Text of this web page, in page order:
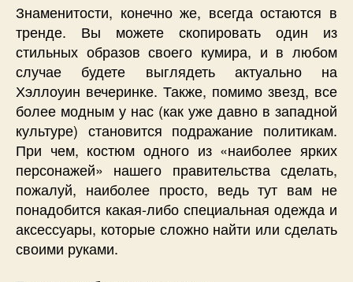
Знаменитости, конечно же, всегда остаются в
тренде. Вы можете скопировать один из
стильных образов своего кумира, и в любом
случае будете выглядеть актуально на
Хэллоуин вечеринке. Также, помимо звезд, все
более модным у нас (как уже давно в западной
культуре) становится подражание политикам.
При чем, костюм одного из «наиболее ярких
персонажей» нашего правительства сделать,
пожалуй, наиболее просто, ведь тут вам не
понадобится какая-либо специальная одежда и
аксессуары, которые сложно найти или сделать
своими руками.